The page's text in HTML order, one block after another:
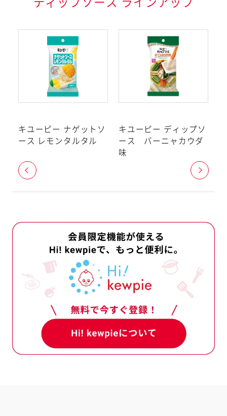
の特定原材料7品目と、
特定原材料に準ずるも
うち、アーモンドを除
しています。（2019年
をお持ちのお客様へ
については、2019年10月現在ア
庁が定める
花生・えび・かに
か・いくら・オレンジ・
イフルーツ・牛肉・くる
ディップソース ラインアップ
キユーピー ナゲットソ
ース レモンタルタル
キユーピー ディップソ
ース バーニャカウダ
味